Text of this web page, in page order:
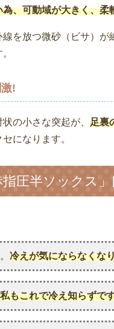
、可動域が大きく、柔
を放つ微砂（ビサ）
!
の小さな突起が、 足裏
になります。
圧半ソックス」
冷えが気にならなくな
もこれで冷え知らずで